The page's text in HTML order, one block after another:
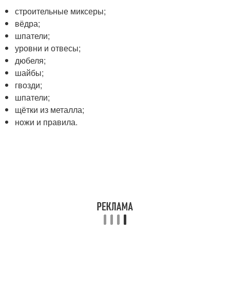
строительные миксеры;
вёдра;
шпатели;
уровни и отвесы;
дюбеля;
шайбы;
гвозди;
шпатели;
щётки из металла;
ножи и правила.